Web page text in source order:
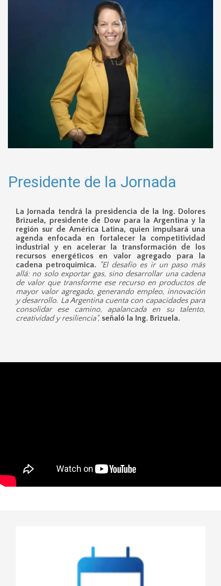
Presidente de la Jornada
La Jornada tendrá la presidencia de la Ing. Dolores
Brizuela, presidente de Dow para la Argentina y la
región sur de América Latina, quien impulsará una
agenda enfocada en fortalecer la competitividad
industrial y en acelerar la transformación de los
recursos energéticos en valor agregado para la
cadena petroquímica. "El desafío es ir un paso más
allá: no solo exportar gas, sino desarrollar una cadena
de valor que transforme ese recurso en productos de
mayor valor agregado, generando empleo, innovación
y desarrollo. La Argentina cuenta con capacidades para
consolidar ese camino, apalancada en su talento,
creatividad y resiliencia", señaló la Ing. Brizuela.